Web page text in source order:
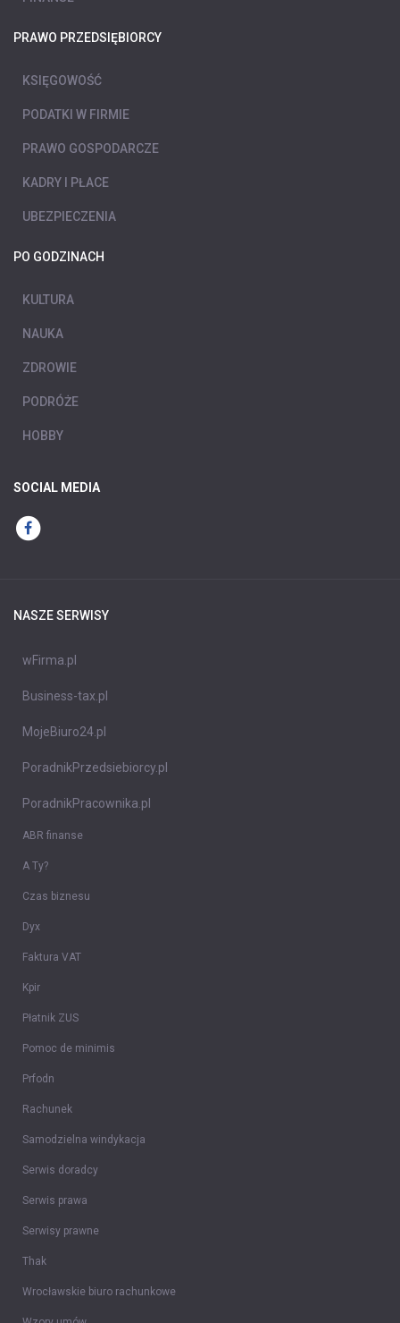
PRAWO PRZEDSIĘBIORCY
KSIĘGOWOŚĆ
PODATKI W FIRMIE
PRAWO GOSPODARCZE
KADRY I PŁACE
UBEZPIECZENIA
PO GODZINACH
KULTURA
NAUKA
ZDROWIE
PODRÓŻE
HOBBY
SOCIAL MEDIA
NASZE SERWISY
wFirma.pl
Business-tax.pl
MojeBiuro24.pl
PoradnikPrzedsiebiorcy.pl
PoradnikPracownika.pl
ABR finanse
A Ty?
Czas biznesu
Dyx
Faktura VAT
Kpir
Płatnik ZUS
Pomoc de minimis
Prfodn
Rachunek
Samodzielna windykacja
Serwis doradcy
Serwis prawa
Serwisy prawne
Thak
Wrocławskie biuro rachunkowe